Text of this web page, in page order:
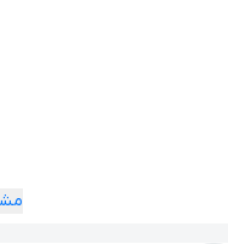
تیم پشتیبانی ما در یوتراوز